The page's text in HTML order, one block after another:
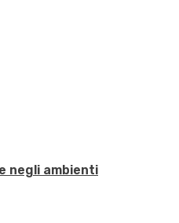
negli ambienti